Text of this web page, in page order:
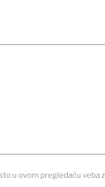
u ovom pregledaču veba